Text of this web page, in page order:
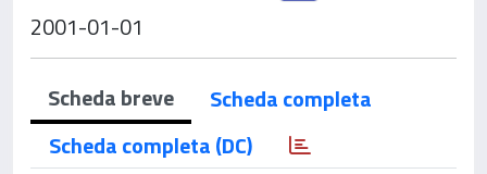
2001-01-01
Scheda breve
Scheda completa
Scheda completa (DC)